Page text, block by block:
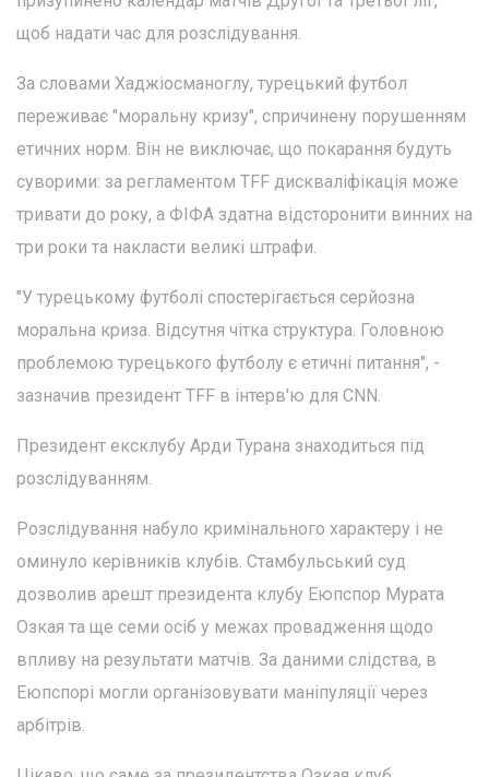
щоб надати час для розслідування.
За словами Хаджіосманоглу, турецький футбол
переживає "моральну кризу", спричинену порушенням
етичних норм. Він не виключає, що покарання будуть
суворими: за регламентом TFF дискваліфікація може
тривати до року, а ФІФА здатна відсторонити винних на
три роки та накласти великі штрафи.
"У турецькому футболі спостерігається серйозна
моральна криза. Відсутня чітка структура. Головною
проблемою турецького футболу є етичні питання", -
зазначив президент TFF в інтерв'ю для CNN.
Президент ексклубу Арди Турана знаходиться під
розслідуванням.
Розслідування набуло кримінального характеру і не
оминуло керівників клубів. Стамбульський суд
дозволив арешт президента клубу Еюпспор Мурата
Озкая та ще семи осіб у межах провадження щодо
впливу на результати матчів. За даними слідства, в
Еюпспорі могли організовувати маніпуляції через
арбітрів.